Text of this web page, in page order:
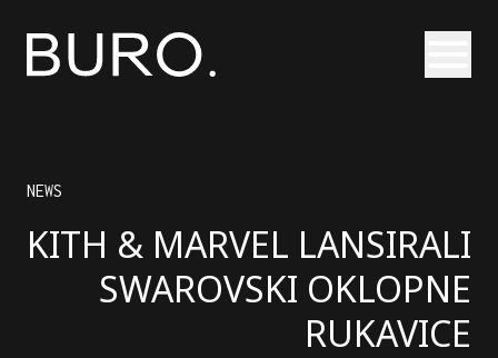
NEWS
KITH & MARVEL LANSIRALI
SWAROVSKI OKLOPNE
RUKAVICE